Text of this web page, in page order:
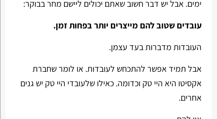
ימים. אבל יש דבר חשוב שאתם יכולים ליישם מחר בבוקר:
עובדים שטוב להם מייצרים יותר בפחות זמן.
העובדות מדברות בעד עצמן.
אבל תמיד אפשר להתכחש לעובדות. או לומר שחברת
אקסיטו היא היי טק וכדומה. כאילו שלעובדי היי טק יש גנים
אחרים.